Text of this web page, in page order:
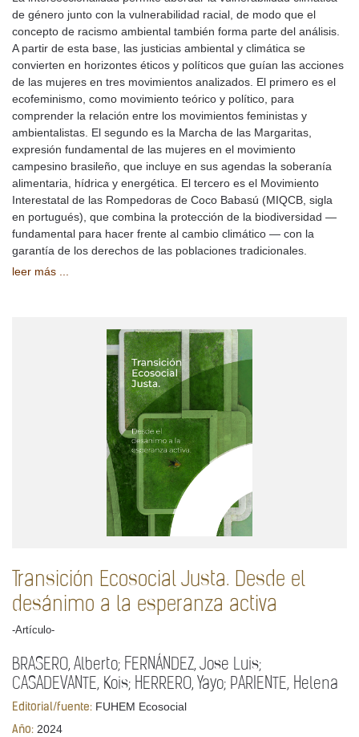
de género junto con la vulnerabilidad racial, de modo que el
concepto de racismo ambiental también forma parte del análisis.
A partir de esta base, las justicias ambiental y climática se
convierten en horizontes éticos y políticos que guían las acciones
de las mujeres en tres movimientos analizados. El primero es el
ecofeminismo, como movimiento teórico y político, para
comprender la relación entre los movimientos feministas y
ambientalistas. El segundo es la Marcha de las Margaritas,
expresión fundamental de las mujeres en el movimiento
campesino brasileño, que incluye en sus agendas la soberanía
alimentaria, hídrica y energética. El tercero es el Movimiento
Interestatal de las Rompedoras de Coco Babasú (MIQCB, sigla
en portugués), que combina la protección de la biodiversidad —
fundamental para hacer frente al cambio climático — con la
garantía de los derechos de las poblaciones tradicionales.
leer más ...
Transición Ecosocial Justa. Desde el
desánimo a la esperanza activa
-Artículo-
BRASERO, Alberto; FERNÁNDEZ, Jose Luis;
CASADEVANTE, Kois; HERRERO, Yayo; PARIENTE, Helena
Editorial/fuente: FUHEM Ecosocial
Año: 2024